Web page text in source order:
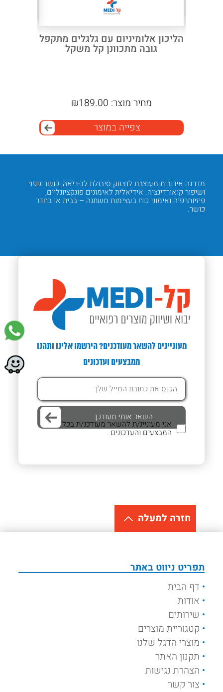
הליכון אלומיניום עם גלגלים מתקפל
גובה מתכוונן קל משקל
מחיר מוצר: ₪189.00
צפייה במוצר
מדרגה אירובית מעוצבת לחיזוק סיבולת לב-ריאה, כושר גופני
ושיפור קואורדינציה. אידיאלית לאימונים פונקציונליים,
פיזיותרפיה ואימוני כוח בעצימות משתנה – בבית או בחדר
כושר.
מעוניינים להשאר מעודכנים? הירשמו אלינו ותהנו
ממבצעים ועדכונים
אני מעוניינ/ת להשאר מעודכנ/ת בכל
המבצעים והעדכונים
חזרה למעלה
תפריט ניווט באתר
דף הבית
אודות
שירותים
קטגוריית מוצרים
מוצרי הדגל שלנו
תקנון האתר
הצהרת נגישות
צור קשר